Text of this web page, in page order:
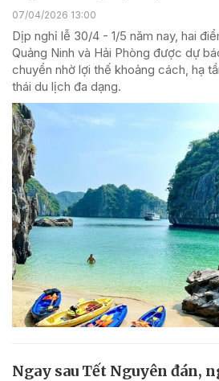
07/04/2026 13:00
Dịp nghỉ lễ 30/4 - 1/5 năm nay, hai
Quảng Ninh và Hải Phòng được dự
chuyển nhờ lợi thế khoảng cách, hạ
thái du lịch đa dạng.
Ngay sau Tết Nguyên đán,